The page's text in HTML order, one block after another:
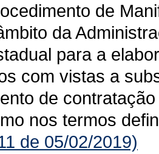
de
da
para a
com vistas a
de
nos termos
de 05/02/2019)